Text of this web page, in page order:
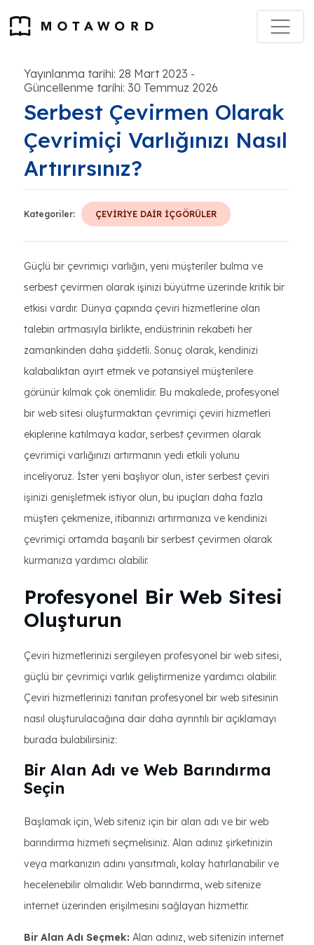
Yayınlanma tarihi: 28 Mart 2023 -
Güncellenme tarihi: 30 Temmuz 2026
Serbest Çevirmen Olarak
Çevrimiçi Varlığınızı Nasıl
Artırırsınız?
Kategoriler: ÇEVİRİYE DAİR İÇGÖRÜLER
Güçlü bir çevrimiçi varlığın, yeni müşteriler bulma ve
serbest çevirmen olarak işinizi büyütme üzerinde kritik bir
etkisi vardır. Dünya çapında çeviri hizmetlerine olan
talebin artmasıyla birlikte, endüstrinin rekabeti her
zamankinden daha şiddetli. Sonuç olarak, kendinizi
kalabalıktan ayırt etmek ve potansiyel müşterilere
görünür kılmak çok önemlidir. Bu makalede, profesyonel
bir web sitesi oluşturmaktan çevrimiçi çeviri hizmetleri
ekiplerine katılmaya kadar, serbest çevirmen olarak
çevrimiçi varlığınızı artırmanın yedi etkili yolunu
inceliyoruz. İster yeni başlıyor olun, ister serbest çeviri
işinizi genişletmek istiyor olun, bu ipuçları daha fazla
müşteri çekmenize, itibarınızı artırmanıza ve kendinizi
çevrimiçi ortamda başarılı bir serbest çevirmen olarak
kurmanıza yardımcı olabilir.
Profesyonel Bir Web Sitesi
Oluşturun
Çeviri hizmetlerinizi sergileyen profesyonel bir web sitesi,
güçlü bir çevrimiçi varlık geliştirmenize yardımcı olabilir.
Çeviri hizmetlerinizi tanıtan profesyonel bir web sitesinin
nasıl oluşturulacağına dair daha ayrıntılı bir açıklamayı
burada bulabilirsiniz:
Bir Alan Adı ve Web Barındırma
Seçin
Başlamak için, Web siteniz için bir alan adı ve bir web
barındırma hizmeti seçmelisiniz. Alan adınız şirketinizin
veya markanızın adını yansıtmalı, kolay hatırlanabilir ve
hecelenebilir olmalıdır. Web barındırma, web sitenize
internet üzerinden erişilmesini sağlayan hizmettir.
Bir Alan Adı Seçmek: Alan adınız, web sitenizin internet